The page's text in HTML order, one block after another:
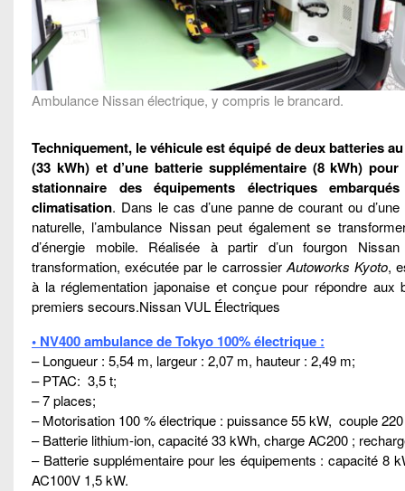
Ambulance Nissan électrique, y compris le brancard.
Techniquement, le véhicule est équipé de deux batteries
(33 kWh) et d’une batterie supplémentaire (8 kWh) pour
stationnaire des équipements électriques
climatisation. Dans le cas d’une panne de courant ou
naturelle, l’ambulance Nissan peut également se
d’énergie mobile. Réalisée à partir d’un fourgon
transformation, exécutée par le carrossierAutoworks Kyoto,
à la réglementation japonaise et conçue pour répondre aux
premiers secours.Nissan VUL Électriques
• NV400 ambulance de Tokyo 100% électrique :
– Longueur : 5,54 m, largeur : 2,07 m, hauteur : 2,49 m;
– PTAC: 3,5 t;
– 7 places;
– Motorisation 100 % électrique : puissance 55 kW, couple
– Batterie lithium-ion, capacité 33 kWh, charge AC200 ;
– Batterie supplémentaire pour les équipements : capacité 8
AC100V 1,5 kW.